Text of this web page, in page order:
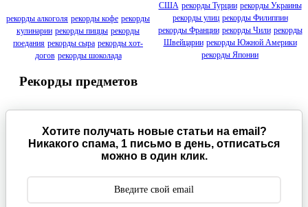
рекорды алкоголя рекорды кофе рекорды
кулинарии рекорды пиццы рекорды
поедания рекорды сыра рекорды хот-
догов рекорды шоколада
Рекорды предметов
США рекорды Турции рекорды Украины
рекорды улиц рекорды Филиппин
рекорды Франции рекорды Чили рекорды
Швейцарии рекорды Южной Америки
рекорды Японии
Хотите получать новые статьи на email?
Никакого спама, 1 письмо в день, отписаться
можно в один клик.